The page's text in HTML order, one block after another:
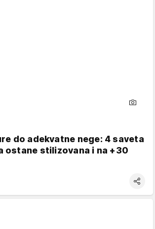
do adekvatne nege: 4 saveta
ostane stilizovana i na +30